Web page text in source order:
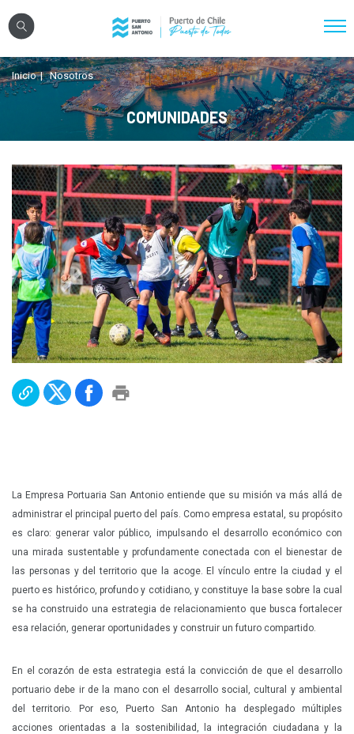
Nosotros
Sistema Portuario
Sostenibilidad
Puerto Exterior
Comunidades
Transparencia
Registro Proveedores
Licitaciones
Reglamentos
Prensa
Inicio Nosotros
COMUNIDADES
La Empresa Portuaria San Antonio entiende que su misión va más allá de
administrar el principal puerto del país. Como empresa estatal, su propósito
es claro: generar valor público, impulsando el desarrollo económico con
una mirada sustentable y profundamente conectada con el bienestar de
las personas y del territorio que la acoge. El vínculo entre la ciudad y el
puerto es histórico, profundo y cotidiano, y constituye la base sobre la cual
se ha construido una estrategia de relacionamiento que busca fortalecer
esa relación, generar oportunidades y construir un futuro compartido.
En el corazón de esta estrategia está la convicción de que el desarrollo
portuario debe ir de la mano con el desarrollo social, cultural y ambiental
del territorio. Por eso, Puerto San Antonio ha desplegado múltiples
acciones orientadas a la sostenibilidad, la integración ciudadana y la